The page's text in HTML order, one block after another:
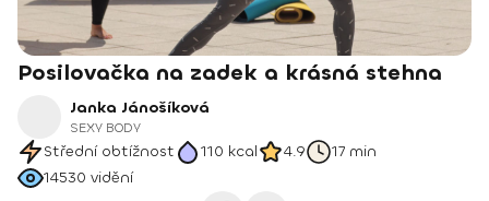
Posilovačka na zadek a krásná stehna
Janka Jánošíková
SEXY BODY
Střední obtížnost 110 kcal 4.9
17 min
14530 vidění